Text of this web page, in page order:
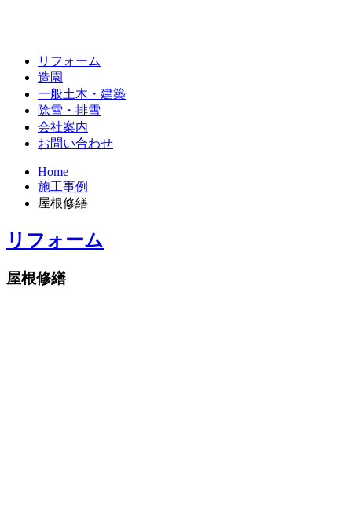
リフォーム
造園
一般土木・建築
除雪・排雪
会社案内
お問い合わせ
Home
施工事例
屋根修繕
リフォーム
屋根修繕